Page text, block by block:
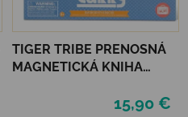
TIGER TRIBE PRENOSNÁ
MAGNETICKÁ KNIHA
EMERGENCY RESCUE
15,90 €